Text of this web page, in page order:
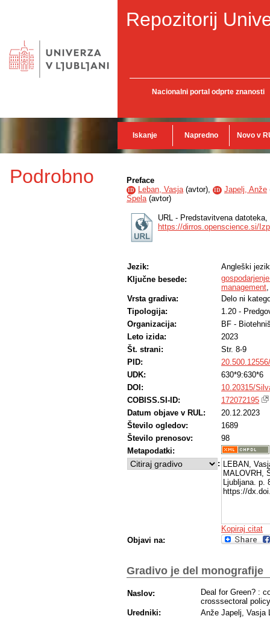
Repozitorij
Nacionalni portal odprte znanosti
Iskanje Napredno Novo v
Podrobno Preface
ID Leban, Vasja(avtor), ID Japelj, Anže
Špela(avtor)
URL - Predstavitvena
https://dirros.openscience.si/
Jezik:
Angleški jezik
Ključne besede:
management
Vrsta gradiva:
Delo ni
Tipologija:
1.20 -
Organizacija:
BF -
Leto izida:
2023
Št. strani:
Str. 8-9
PID:
UDK:
630*9:630*6
DOI:
10.20315/
COBISS.SI-ID:
172072195
Datum objave v RUL:
20.12.2023
Število ogledov:
1689
Število prenosov:
98
Metapodatki:
: LEBAN,
MALOVRH,
Ljubljana. p.
https://
Kopiraj citat
Objavi na:
Gradivo je del monografije
Naslov:
Deal for Green? :
crosssectoral
Uredniki:
Anže Japelj, Vasja